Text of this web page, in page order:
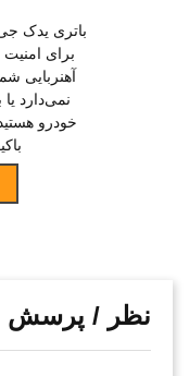
باتری یدک
برای
آهنربایی
نمی‌دارد
خودرو
نظر / پرسش